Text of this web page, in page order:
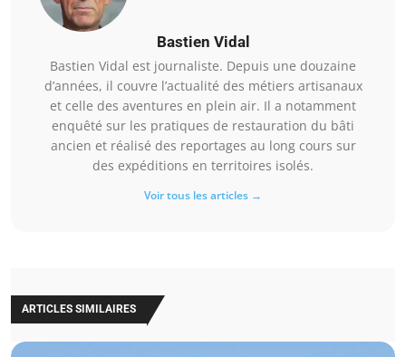
Bastien Vidal
Bastien Vidal est journaliste. Depuis une douzaine
d’années, il couvre l’actualité des métiers artisanaux
et celle des aventures en plein air. Il a notamment
enquêté sur les pratiques de restauration du bâti
ancien et réalisé des reportages au long cours sur
des expéditions en territoires isolés.
Voir tous les articles →
ARTICLES SIMILAIRES